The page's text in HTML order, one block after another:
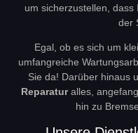
um sicherzustellen,
der
Egal, ob es sich um
umfangreiche
Sie da! Darüber hinaus
Reparaturalles,
hin zu